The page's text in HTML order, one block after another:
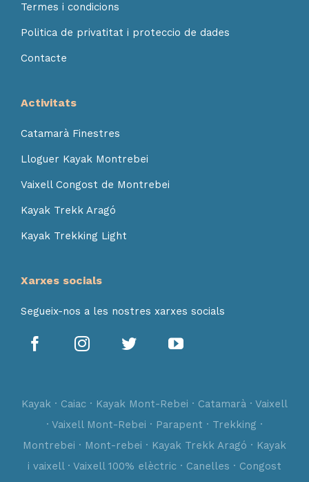
Termes i condicions
Politica de privatitat i proteccio de dades
Contacte
Activitats
Catamarà Finestres
Lloguer Kayak Montrebei
Vaixell Congost de Montrebei
Kayak Trekk Aragó
Kayak Trekking Light
Xarxes socials
Segueix-nos a les nostres xarxes socials
Kayak · Caiac · Kayak Mont-Rebei · Catamarà · Vaixell
· Vaixell Mont-Rebei · Parapent · Trekking ·
Montrebei · Mont-rebei · Kayak Trekk Aragó · Kayak
i vaixell · Vaixell 100% elèctric · Canelles · Congost